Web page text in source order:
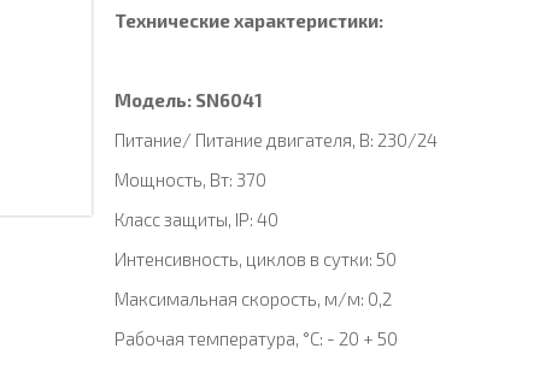
Технические характеристики:
Модель: SN6041
Питание/ Питание двигателя, В: 230/24
Mощность, Вт: 370
Класс защиты, IP: 40
Интенсивность, циклов в сутки: 50
Максимальная скорость, м/м: 0,2
Рабочая температура, °C: - 20 + 50